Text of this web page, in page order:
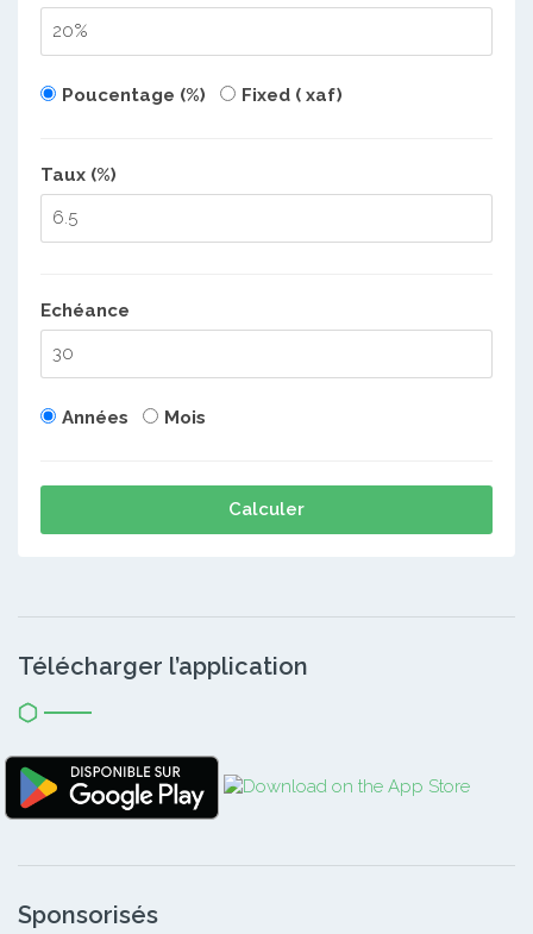
Poucentage (%) Fixed ( xaf)
Taux (%)
Echéance
Années Mois
Calculer
Télécharger l’application
Sponsorisés